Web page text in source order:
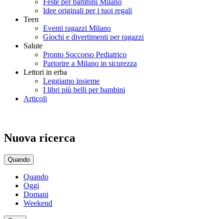
Idee originali per i tuoi regali
Teen
Eventi ragazzi Milano
Giochi e divertimenti per ragazzi
Salute
Pronto Soccorso Pediatrico
Partorire a Milano in sicurezza
Lettori in erba
Leggiamo insieme
I libri più belli per bambini
Articoli
Nuova ricerca
Quando
Quando
Oggi
Domani
Weekend